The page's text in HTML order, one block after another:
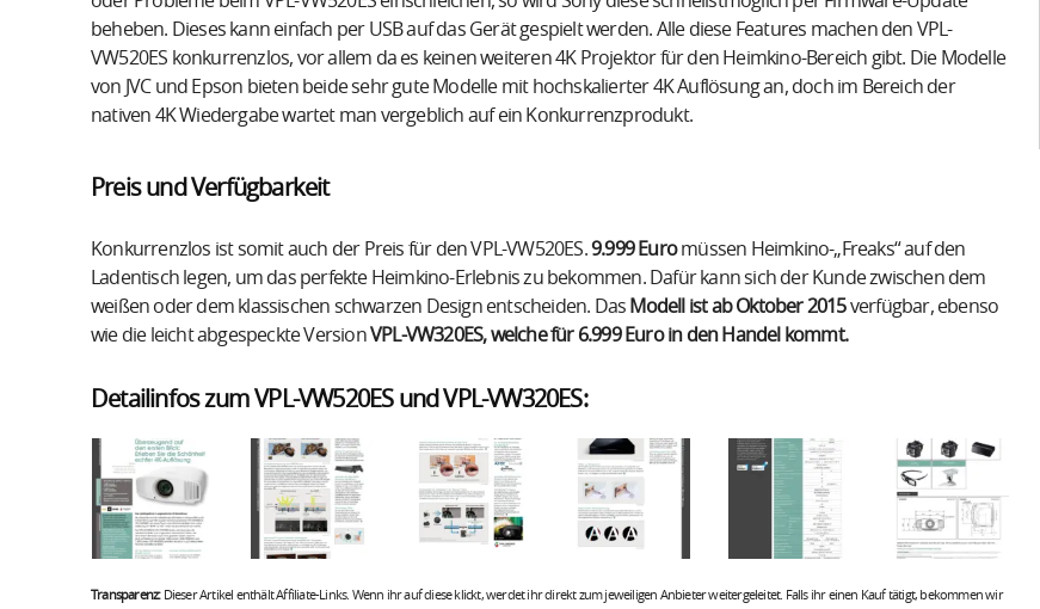
beheben. Dieses kann einfach per USB auf das Gerät gespielt werden. Alle diese Features machen den VPL-
VW520ES konkurrenzlos, vor allem da es keinen weiteren 4K Projektor für den Heimkino-Bereich gibt. Die Modelle
von JVC und Epson bieten beide sehr gute Modelle mit hochskalierter 4K Auflösung an, doch im Bereich der
nativen 4K Wiedergabe wartet man vergeblich auf ein Konkurrenzprodukt.
Preis und Verfügbarkeit
Konkurrenzlos ist somit auch der Preis für den VPL-VW520ES.9.999 Euromüssen Heimkino-„Freaks“ auf den
Ladentisch legen, um das perfekte Heimkino-Erlebnis zu bekommen. Dafür kann sich der Kunde zwischen dem
weißen oder dem klassischen schwarzen Design entscheiden. Das Modell ist ab Oktober 2015verfügbar, ebenso
wie die leicht abgespeckte VersionVPL-VW320ES, welche für 6.999 Euro in den Handel kommt.
Detailinfos zum VPL-VW520ES und VPL-VW320ES:
Transparenz:Dieser Artikel enthält Affiliate-Links. Wenn ihr auf diese klickt, werdet ihr direkt zum jeweiligen Anbieter weitergeleitet. Falls ihr einen Kauf tätigt, bekommen wir